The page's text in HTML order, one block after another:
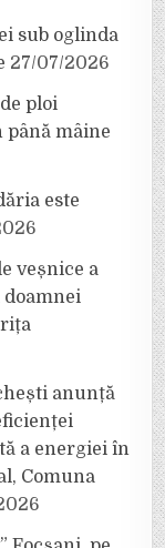
sub oglinda
27/07/2026
ploi
până mâine
este
veșnice a
anunță
a energiei în
Comuna